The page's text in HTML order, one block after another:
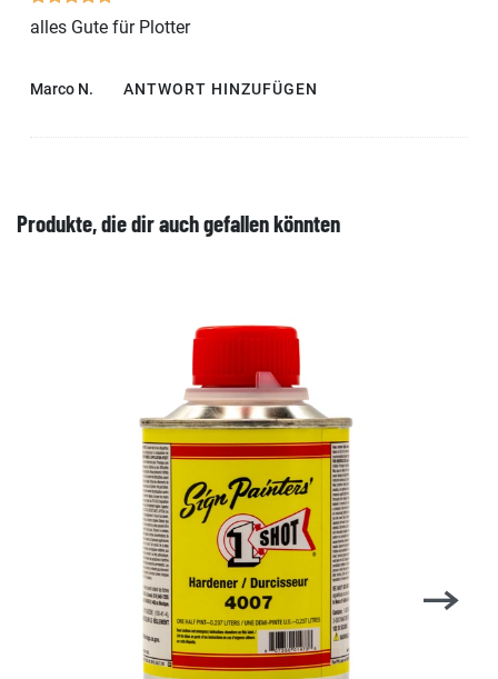
alles Gute für Plotter
Marco N. ANTWORT HINZUFÜGEN
Produkte, die dir auch gefallen könnten